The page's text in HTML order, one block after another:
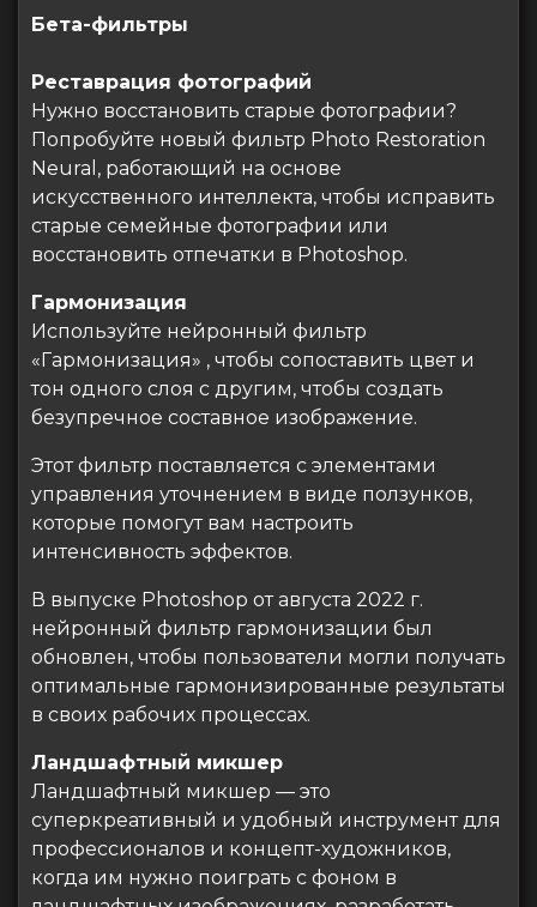
Бета-фильтры
Реставрация фотографий
Нужно восстановить старые фотографии?
Попробуйте новый фильтр Photo Restoration
Neural, работающий на основе
искусственного интеллекта, чтобы исправить
старые семейные фотографии или
восстановить отпечатки в Photoshop.
Гармонизация
Используйте нейронный фильтр
«Гармонизация» , чтобы сопоставить цвет и
тон одного слоя с другим, чтобы создать
безупречное составное изображение.
Этот фильтр поставляется с элементами
управления уточнением в виде ползунков,
которые помогут вам настроить
интенсивность эффектов.
В выпуске Photoshop от августа 2022 г.
нейронный фильтр гармонизации был
обновлен, чтобы пользователи могли получать
оптимальные гармонизированные результаты
в своих рабочих процессах.
Ландшафтный микшер
Ландшафтный микшер — это
суперкреативный и удобный инструмент для
профессионалов и концепт-художников,
когда им нужно поиграть с фоном в